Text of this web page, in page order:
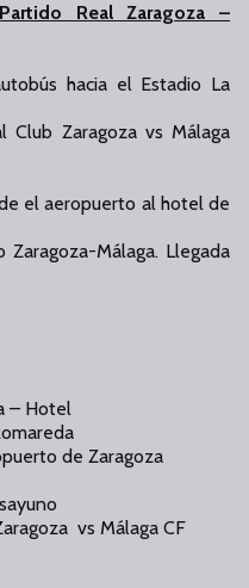
Real Zaragoza –
hacia el Estadio La
Zaragoza vs Málaga
el aeropuerto al hotel de
Málaga. Llegada
– Hotel
de Zaragoza
vs Málaga CF